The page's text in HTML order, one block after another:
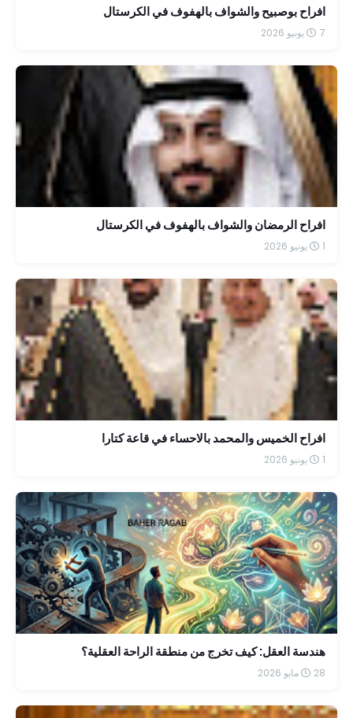
افراح بوصبيح والشواف بالهفوف في الكرستال
7 يونيو 2026
افراح الرمضان والشواف بالهفوف في الكرستال
1 يونيو 2026
افراح الخميس والمحمد بالاحساء في قاعة كتارا
1 يونيو 2026
هندسة العقل: كيف تخرج من منطقة الراحة العقلية؟
28 مايو 2026